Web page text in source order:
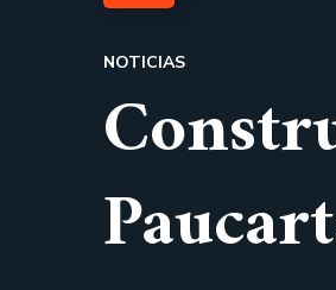
NOTICIAS